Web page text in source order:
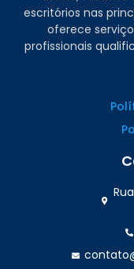
escritórios nas
oferece
profissionais